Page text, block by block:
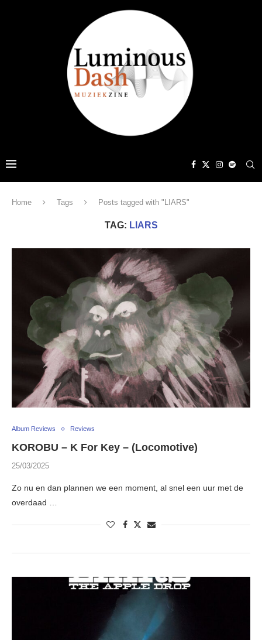
Home Tags Posts tagged with "LIARS"
TAG: LIARS
Album Reviews Reviews
KOROBU – K For Key – (Locomotive)
25/03/2025
Zo nu en dan plannen we een moment, al snel een uur met de
overdaad …